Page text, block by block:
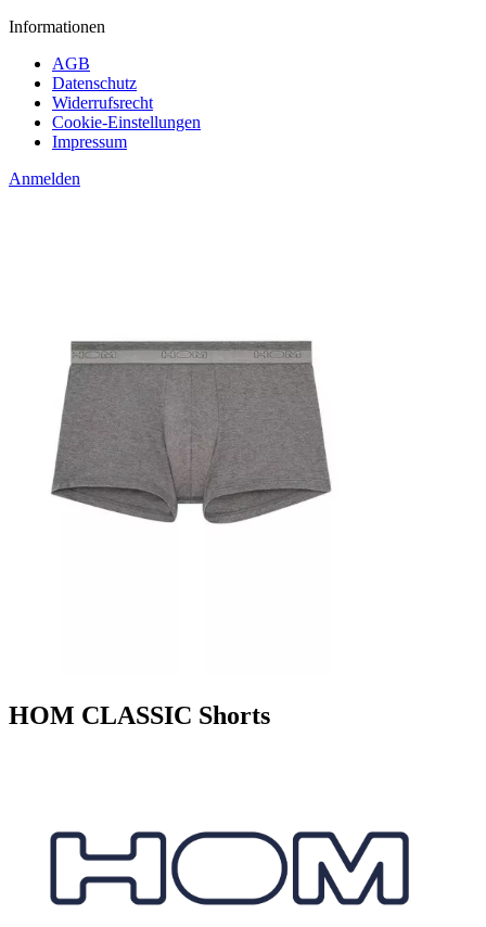
Informationen
AGB
Datenschutz
Widerrufsrecht
Cookie-Einstellungen
Impressum
Anmelden
HOM CLASSIC Shorts